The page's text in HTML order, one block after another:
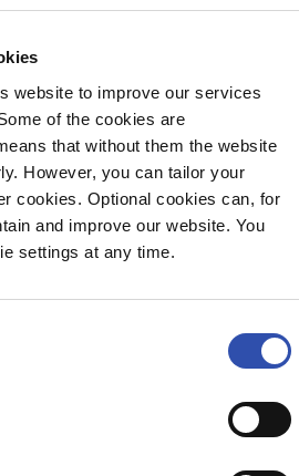
website to improve our services
of the cookies are
that without them the website
However, you can tailor your
cookies. Optional cookies can, for
and improve our website. You
settings at any time.